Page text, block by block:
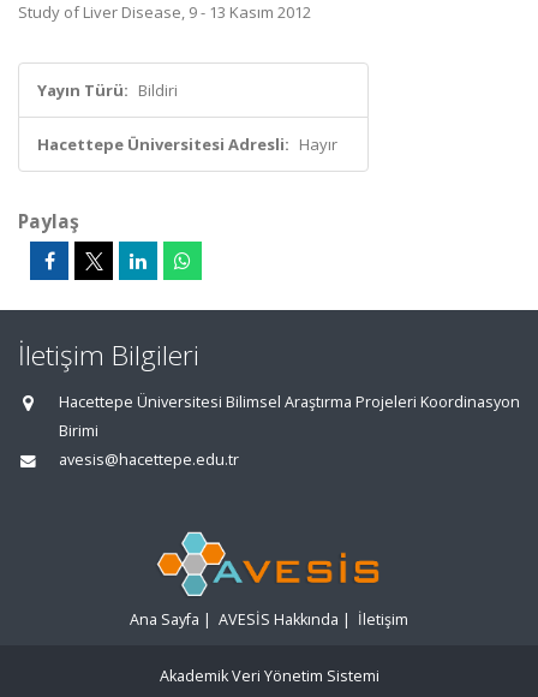
Study of Liver Disease, 9 - 13 Kasım 2012
Yayın Türü: Bildiri
Hacettepe Üniversitesi Adresli: Hayır
Paylaş
İletişim Bilgileri
Hacettepe Üniversitesi Bilimsel Araştırma Projeleri Koordinasyon
Birimi
avesis@hacettepe.edu.tr
Ana Sayfa | AVESİS Hakkında | İletişim
Akademik Veri Yönetim Sistemi